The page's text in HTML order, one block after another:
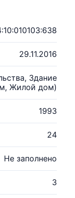
29.11.2016
Здание
Жилой дом)
1993
24
Не заполнено
3